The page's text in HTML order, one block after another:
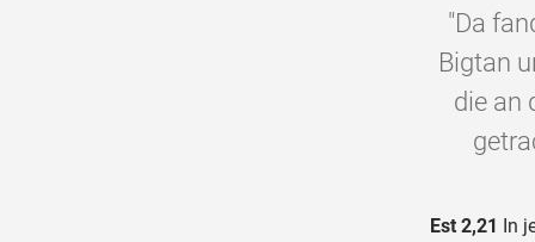
"Da
Bigtan
die an
Est 2,21 In